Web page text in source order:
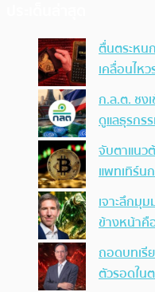
ตื่นตระหน
เคลื่อนไห
ก.ล.ต. ชง
ดูแลธุรกร
จับตาแนว
แพทเทิร์น
เจาะลึกมุ
ข้างหน้าคื
ถอดบทเรี
ตัวรอดใน